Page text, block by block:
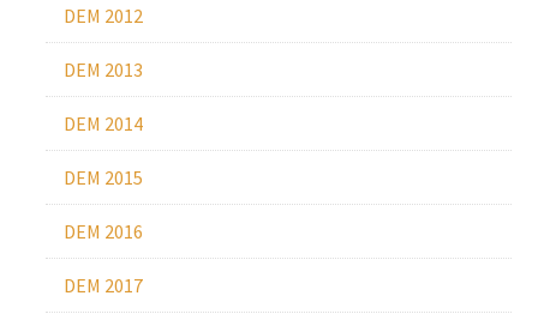
DEM 2012
DEM 2013
DEM 2014
DEM 2015
DEM 2016
DEM 2017